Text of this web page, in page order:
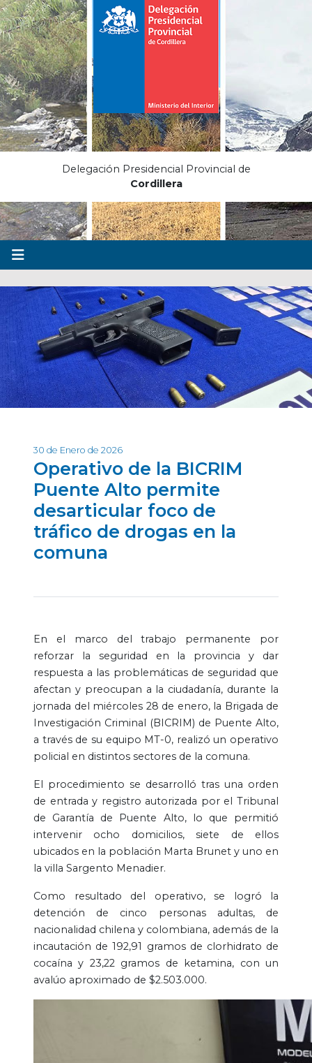
Delegación Presidencial Provincial de
Cordillera
30 de Enero de 2026
Operativo de la BICRIM
Puente Alto permite
desarticular foco de
tráfico de drogas en la
comuna
En el marco del trabajo permanente por
reforzar la seguridad en la provincia y dar
respuesta a las problemáticas de seguridad que
afectan y preocupan a la ciudadanía, durante la
jornada del miércoles 28 de enero, la Brigada de
Investigación Criminal (BICRIM) de Puente Alto,
a través de su equipo MT-0, realizó un operativo
policial en distintos sectores de la comuna.
El procedimiento se desarrolló tras una orden
de entrada y registro autorizada por el Tribunal
de Garantía de Puente Alto, lo que permitió
intervenir ocho domicilios, siete de ellos
ubicados en la población Marta Brunet y uno en
la villa Sargento Menadier.
Como resultado del operativo, se logró la
detención de cinco personas adultas, de
nacionalidad chilena y colombiana, además de la
incautación de 192,91 gramos de clorhidrato de
cocaína y 23,22 gramos de ketamina, con un
avalúo aproximado de $2.503.000.